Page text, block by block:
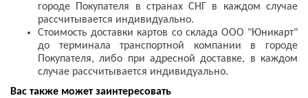
городе Покупателя в странах СНГ в каждом случае
рассчитывается индивидуально.
Стоимость доставки картов со склада ООО "Юникарт"
до терминала транспортной компании в городе
Покупателя, либо при адресной доставке, в каждом
случае рассчитывается индивидуально.
Вас также может заинтересовать